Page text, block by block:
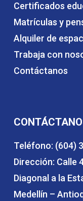
Certificados
Matrículas y
Alquiler de
Trabaja con
Contáctanos
Teléfono: (604)
Dirección: Calle
Diagonal a la
Medellín –